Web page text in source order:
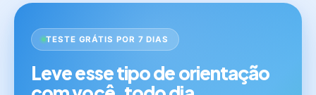
TESTE GRÁTIS POR 7 DIAS
Leve esse tipo de orientação